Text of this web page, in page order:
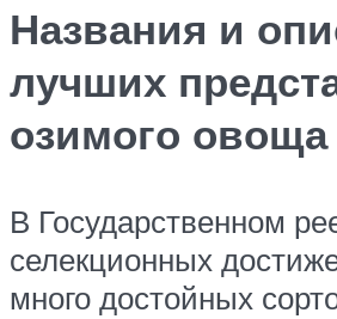
Названия и
лучших
озимого овоща
В Государственном
селекционных
много достойных